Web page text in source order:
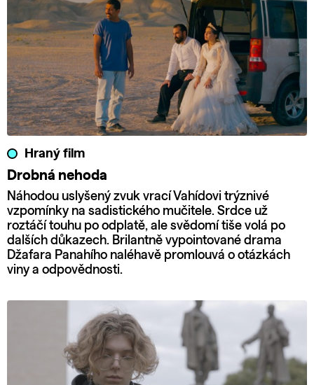
Hraný film
Drobná nehoda
Náhodou uslyšený zvuk vrací Vahídovi trýznivé
vzpomínky na sadistického mučitele. Srdce už
roztáčí touhu po odplatě, ale svědomí tiše volá po
dalších důkazech. Brilantně vypointované drama
Džafara Panahího naléhavě promlouvá o otázkách
viny a odpovědnosti.